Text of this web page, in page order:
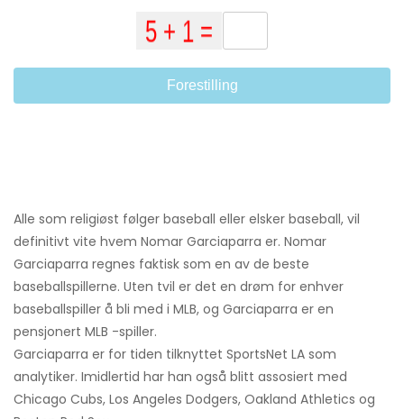
Forestilling
Alle som religiøst følger baseball eller elsker baseball, vil
definitivt vite hvem Nomar Garciaparra er. Nomar
Garciaparra regnes faktisk som en av de beste
baseballspillerne. Uten tvil er det en drøm for enhver
baseballspiller å bli med i MLB, og Garciaparra er en
pensjonert MLB -spiller.
Garciaparra er for tiden tilknyttet SportsNet LA som
analytiker. Imidlertid har han også blitt assosiert med
Chicago Cubs, Los Angeles Dodgers, Oakland Athletics og